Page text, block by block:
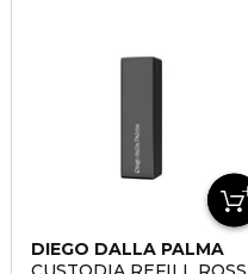
DIEGO DALLA PALMA